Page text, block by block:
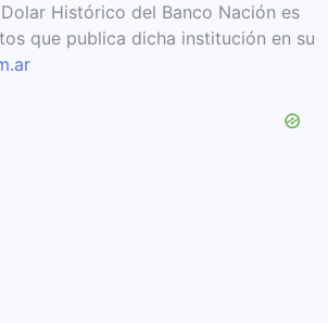
Histórico del Banco Nación es
que publica dicha institución en su